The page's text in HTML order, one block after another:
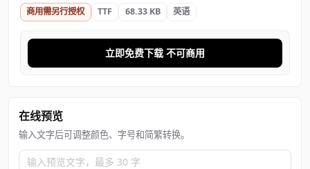
商用需另行授权 TTF 68.33 KB 英语
立即免费下载 不可商用
在线预览
输入文字后可调整颜色、字号和简繁转换。
输入预览文字，最多 30 字